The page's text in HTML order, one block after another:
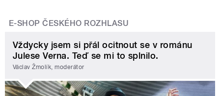
E-SHOP ČESKÉHO ROZHLASU
Vždycky jsem si přál ocitnout se v románu
Julese Verna. Teď se mi to splnilo.
Václav Žmolík, moderátor